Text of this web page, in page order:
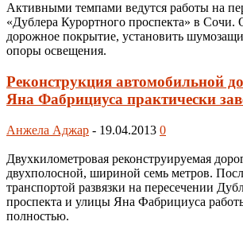
Активными темпами ведутся работы на
«Дублера Курортного проспекта» в Сочи.
дорожное покрытие, установить
опоры освещения.
Реконструкция автомобильной
Яна Фабрициуса практически
Анжела Аджар - 19.04.2013 0
Двухкилометровая реконструируемая
двухполосной, шириной семь метров.
транспортой развязки на пересечении
проспекта и улицы Яна Фабрициуса
полностью.